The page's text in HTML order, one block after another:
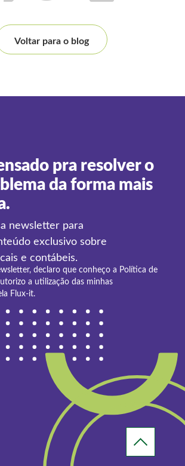
Voltar para o blog
pra resolver o
da forma mais
newsletter para
exclusivo sobre
e contábeis.
declaro que conheço a Política de
a utilização das minhas
Flux-it.